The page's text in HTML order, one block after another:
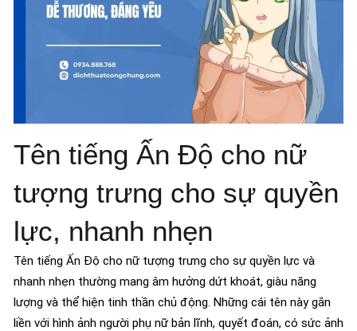
Tên tiếng Ấn Độ cho nữ
tượng trưng cho sự quyền
lực, nhanh nhẹn
Tên tiếng Ấn Độ cho nữ tượng trưng cho sự quyền lực và
nhanh nhẹn thường mang âm hưởng dứt khoát, giàu năng
lượng và thể hiện tinh thần chủ động. Những cái tên này gắn
liền với hình ảnh người phụ nữ bản lĩnh, quyết đoán, có sức ảnh